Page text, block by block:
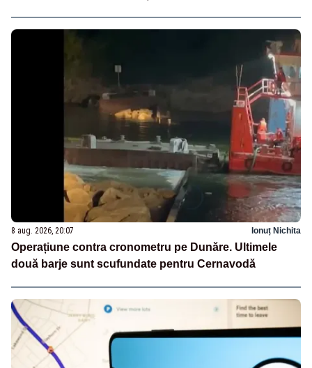
8 aug. 2026, 20:07 Ionuț Nichita
Operațiune contra cronometru pe Dunăre. Ultimele
două barje sunt scufundate pentru Cernavodă